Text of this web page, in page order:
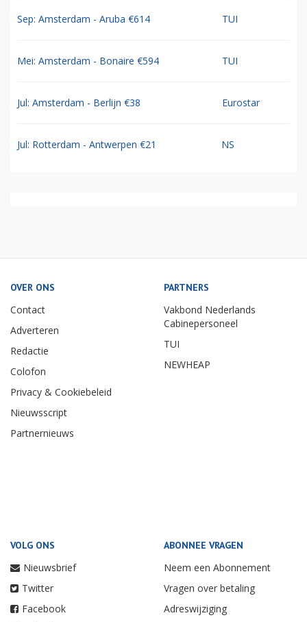
Sep: Amsterdam - Aruba €614 TUI
Mei: Amsterdam - Bonaire €594 TUI
Jul: Amsterdam - Berlijn €38 Eurostar
Jul: Rotterdam - Antwerpen €21 NS
OVER ONS
Contact
Adverteren
Redactie
Colofon
Privacy & Cookiebeleid
Nieuwsscript
Partnernieuws
PARTNERS
Vakbond Nederlands
Cabinepersoneel
TUI
NEWHEAP
VOLG ONS
Nieuwsbrief
Twitter
Facebook
ABONNEE VRAGEN
Neem een Abonnement
Vragen over betaling
Adreswijziging